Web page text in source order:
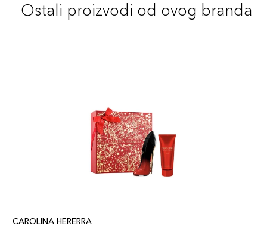
Ostali proizvodi od ovog branda
CAROLINA HERERRA